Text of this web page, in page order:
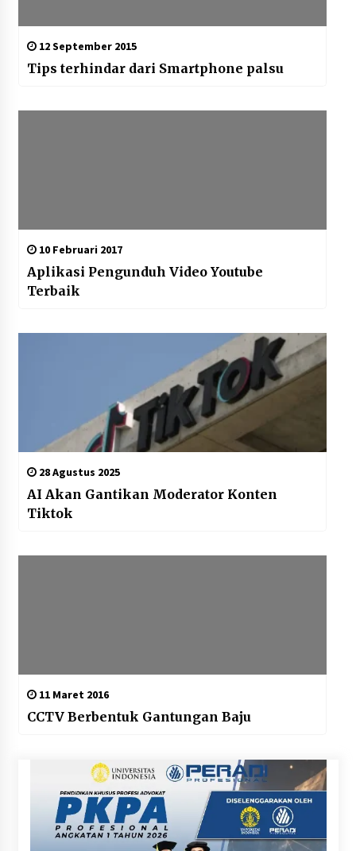
12 September 2015
Tips terhindar dari Smartphone palsu
10 Februari 2017
Aplikasi Pengunduh Video Youtube
Terbaik
28 Agustus 2025
AI Akan Gantikan Moderator Konten
Tiktok
11 Maret 2016
CCTV Berbentuk Gantungan Baju